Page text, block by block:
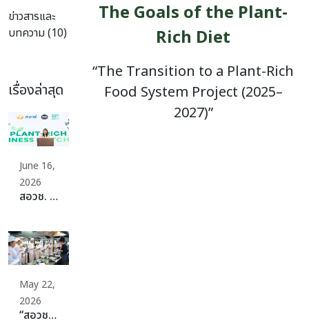
ข่าวสารและ
บทความ (10)
เรื่องล่าสุด
June 16,
2026
สอวช. ปักหมุดเปลี่ยนผ่านระบบอาหารประเทศสู่ Plant-Rich Diets เดินหน้าจัดเต็มดึงผู้ผลิต ผู้บริโภค พร้อมสร้างระบบนิเวศที่แข็งแกร่ง ดันไทยก้าวสู่ระบบอาหารที่ดีต่อสุขภาพ สิ่งแวดล้อม สร้างมูลค่าเศรษฐกิจและแข่งขันได้ในเวทีโลกอย่างยั่งยืน
May 22,
2026
“สอวช. – ม.สวนดุสิต” ปลดล็อกธุรกิจอาหารยุคใหม่ ดันหลักสูตร “Plant-Rich Diet” ปั้นเครือข่ายอาหารแห่งอนาคต ชวนทุกภาคส่วนร่วม “Plant 30% Leaders Club” เพิ่มทางเลือกอาหารเพื่อสุขภาพและยั่งยืน
The Goals of the Plant-
Rich Diet
“The Transition to a Plant-Rich
Food System Project (2025–
2027)”